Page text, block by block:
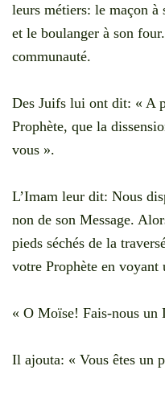
leurs métiers: le maçon à
et le boulanger à son
communauté.
Des Juifs lui ont dit: « A
Prophète, que la
vous ».
L’Imam leur dit: Nous
non de son Message.
pieds séchés de la
votre Prophète en voyant
« O Moïse! Fais-nous un
Il ajouta: « Vous êtes un